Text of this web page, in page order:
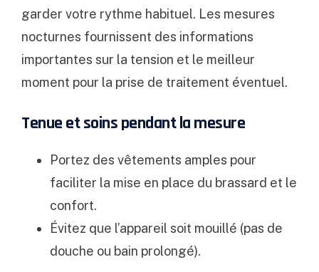
garder votre rythme habituel. Les mesures
nocturnes fournissent des informations
importantes sur la tension et le meilleur
moment pour la prise de traitement éventuel.
Tenue et soins pendant la mesure
Portez des vêtements amples pour
faciliter la mise en place du brassard et le
confort.
Évitez que l’appareil soit mouillé (pas de
douche ou bain prolongé).